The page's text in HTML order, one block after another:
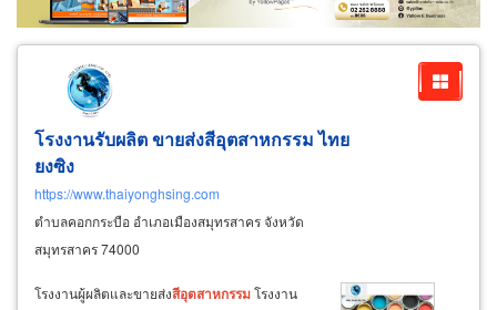
ผู้ส่งออก/นำเข้า
ธุรกิจบริการ
โรงงานรับผลิต ขายส่งสีอุตสาหกรรมไทย
ยงซิง
https://www.thaiyonghsing.com
ตำบลคอกกระบือ อำเภอเมืองสมุทรสาคร จังหวัด
สมุทรสาคร 74000
โรงงานผู้ผลิตและขายส่งสีอุตสาหกรรมโรงงาน